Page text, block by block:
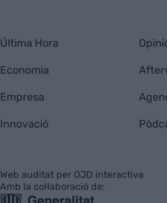
Última Hora
Economia
Empresa
Innovació
Web auditat per OJD interactiva
Amb la col·laboració de: